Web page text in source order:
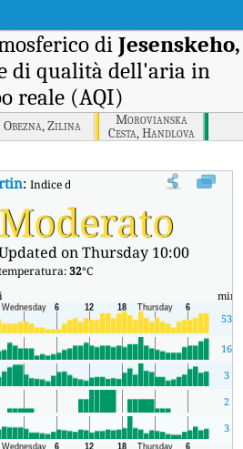
di Jesenskeho,
di qualità dell'aria in
reale (AQI)
Obezna, Zilina
Morovianska
Cesta, Handlova
:Indice di qualità dell'aria in tempo reale
Moderato
on Thursday 10:00
32°C
min
53
16
3
2
3